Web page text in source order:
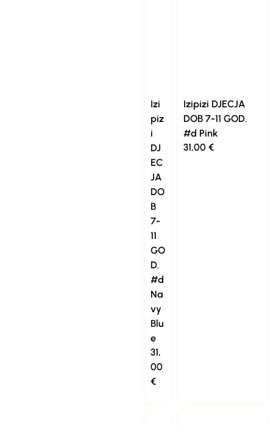
Izi
piz
i
DJ
EC
JA
DO
B
7-
11
GO
D.
#d
Na
vy
Blu
e
31,
00
€
Izipizi DJECJA
DOB 7-11 GOD.
#d Pink
31,00 €